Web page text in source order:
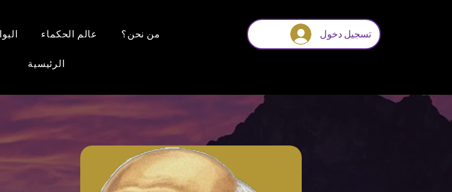
عالم الحكماء من نحن؟
الرئيسية
تسجيل دخول